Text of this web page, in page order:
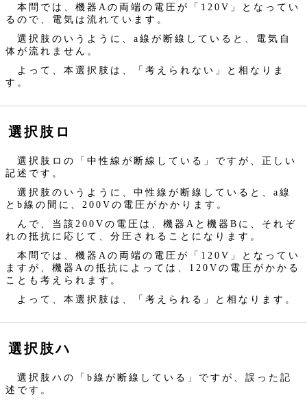
本問では、機器Aの両端の電圧が「120V」となってい
るので、電気は流れています。
選択肢のいうように、a線が断線していると、電気自
体が流れません。
よって、本選択肢は、「考えられない」と相なりま
す。
選択肢ロ
選択肢ロの「中性線が断線している」ですが、正しい
記述です。
選択肢のいうように、中性線が断線していると、a線
とb線の間に、200Vの電圧がかかります。
んで、当該200Vの電圧は、機器Aと機器Bに、それぞ
れの抵抗に応じて、分圧されることになります。
本問では、機器Aの両端の電圧が「120V」となってい
ますが、機器Aの抵抗によっては、120Vの電圧がかかる
ことも考えられます。
よって、本選択肢は、「考えられる」と相なります。
選択肢ハ
選択肢ハの「b線が断線している」ですが、誤った記
述です。